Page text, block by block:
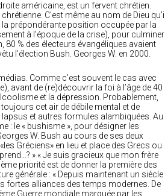
américaine, est un fervent chrétien.
C’est même au nom de Dieu qu’il
prépondérante position occupée par la
à l’époque de la crise), pour culminer
80 % des électeurs évangéliques avaient
l’élection Bush. Georges W. en 2000.
Comme c’est souvent le cas avec
avant de (re)découvrir la foi à l’âge de 40
et la dépression. Probablement,
cet air de débile mental et de
et autres formules alambiquées. Au
: le « bushisme », pour désigner les
W. Bush au cours de ses deux
Gréciens» en lieu et place des Grecs ou
» « Je suis gracieux que mon frère
priorité est de donner la première des
générale : « Depuis maintenant un siècle
fortes alliances des temps modernes. De
Guerre mondiale marquée par les